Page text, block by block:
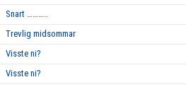
Snart ………..
Trevlig midsommar
Visste ni?
Visste ni?